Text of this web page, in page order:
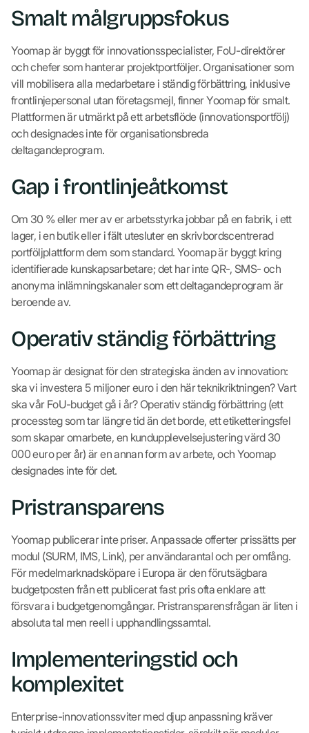
Smalt målgruppsfokus
Yoomap är byggt för innovationsspecialister, FoU-direktörer
och chefer som hanterar projektportföljer. Organisationer som
vill mobilisera alla medarbetare i ständig förbättring, inklusive
frontlinjepersonal utan företagsmejl, finner Yoomap för smalt.
Plattformen är utmärkt på ett arbetsflöde (innovationsportfölj)
och designades inte för organisationsbreda
deltagandeprogram.
Gap i frontlinjeåtkomst
Om 30 % eller mer av er arbetsstyrka jobbar på en fabrik, i ett
lager, i en butik eller i fält utesluter en skrivbordscentrerad
portföljplattform dem som standard. Yoomap är byggt kring
identifierade kunskapsarbetare; det har inte QR-, SMS- och
anonyma inlämningskanaler som ett deltagandeprogram är
beroende av.
Operativ ständig förbättring
Yoomap är designat för den strategiska änden av innovation:
ska vi investera 5 miljoner euro i den här teknikriktningen? Vart
ska vår FoU-budget gå i år? Operativ ständig förbättring (ett
processteg som tar längre tid än det borde, ett etiketteringsfel
som skapar omarbete, en kundupplevelsejustering värd 30
000 euro per år) är en annan form av arbete, och Yoomap
designades inte för det.
Pristransparens
Yoomap publicerar inte priser. Anpassade offerter prissätts per
modul (SURM, IMS, Link), per användarantal och per omfång.
För medelmarknadsköpare i Europa är den förutsägbara
budgetposten från ett publicerat fast pris ofta enklare att
försvara i budgetgenomgångar. Pristransparensfrågan är liten i
absoluta tal men reell i upphandlingssamtal.
Implementeringstid och
komplexitet
Enterprise-innovationssviter med djup anpassning kräver